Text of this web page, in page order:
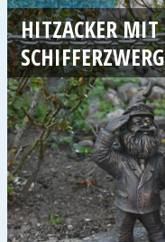
HITZACKER MIT
SCHIFFERZWERG